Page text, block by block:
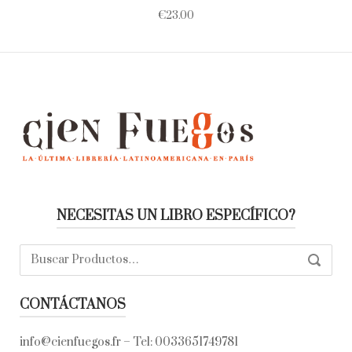
€23.00
NECESITAS UN LIBRO ESPECÍFICO?
Buscar:
CONTÁCTANOS
info@cienfuegos.fr – Tel: 0033651749781